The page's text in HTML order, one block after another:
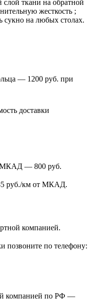
ткани на обратной
жесткость ;
сукно на любых столах.
— 1200 руб. при
доставки
МКАД — 800 руб.
руб./км от МКАД.
компанией.
позвоните по телефону:
компанией по РФ —